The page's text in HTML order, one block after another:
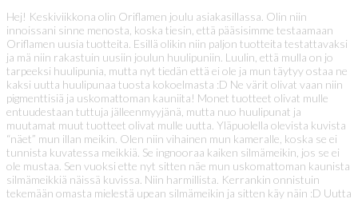
Hej! Keskiviikkona olin Oriflamen joulu asiakasillassa. Olin niin
innoissani sinne menosta, koska tiesin, että pääsisimme testaamaan
Oriflamen uusia tuotteita. Esillä olikin niin paljon tuotteita testattavaksi
ja mä niin rakastuin uusiin joulun huulipuniin. Luulin, että mulla on jo
tarpeeksi huulipunia, mutta nyt tiedän että ei ole ja mun täytyy ostaa ne
kaksi uutta huulipunaa tuosta kokoelmasta :D Ne värit olivat vaan niin
pigmenttisiä ja uskomattoman kauniita! Monet tuotteet olivat mulle
entuudestaan tuttuja jälleenmyyjänä, mutta nuo huulipunat ja
muutamat muut tuotteet olivat mulle uutta. Yläpuolella olevista kuvista
“näet” mun illan meikin. Olen niin vihainen mun kameralle, koska se ei
tunnista kuvatessa meikkiä. Se ingnooraa kaiken silmämeikin, jos se ei
ole mustaa. Sen vuoksi ette nyt sitten näe mun uskomattoman kaunista
silmämeikkiä näissä kuvissa. Niin harmillista. Kerrankin onnistuin
tekemään omasta mielestä upean silmämeikin ja sitten käy näin :D Uutta